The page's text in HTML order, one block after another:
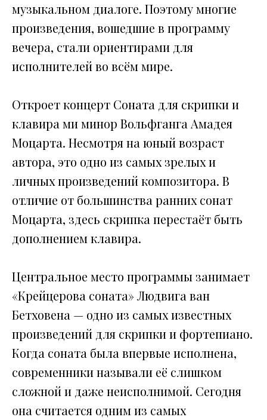
музыкальном диалоге. Поэтому многие
произведения, вошедшие в программу
вечера, стали ориентирами для
исполнителей во всём мире.
Откроет концерт Соната для скрипки и
клавира ми минор Вольфганга Амадея
Моцарта. Несмотря на юный возраст
автора, это одно из самых зрелых и
личных произведений композитора. В
отличие от большинства ранних сонат
Моцарта, здесь скрипка перестаёт быть
дополнением клавира.
Центральное место программы занимает
«Крейцерова соната» Людвига ван
Бетховена — одно из самых известных
произведений для скрипки и фортепиано.
Когда соната была впервые исполнена,
современники называли её слишком
сложной и даже неисполнимой. Сегодня
она считается одним из самых